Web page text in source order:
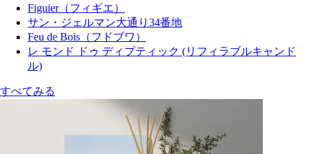
Figuier（フィギエ）
サン・ジェルマン大通り34番地
Feu de Bois（フドブワ）
レ モンド ドゥ ディプティック (リフィラブルキャンド
ル)
すべてみる